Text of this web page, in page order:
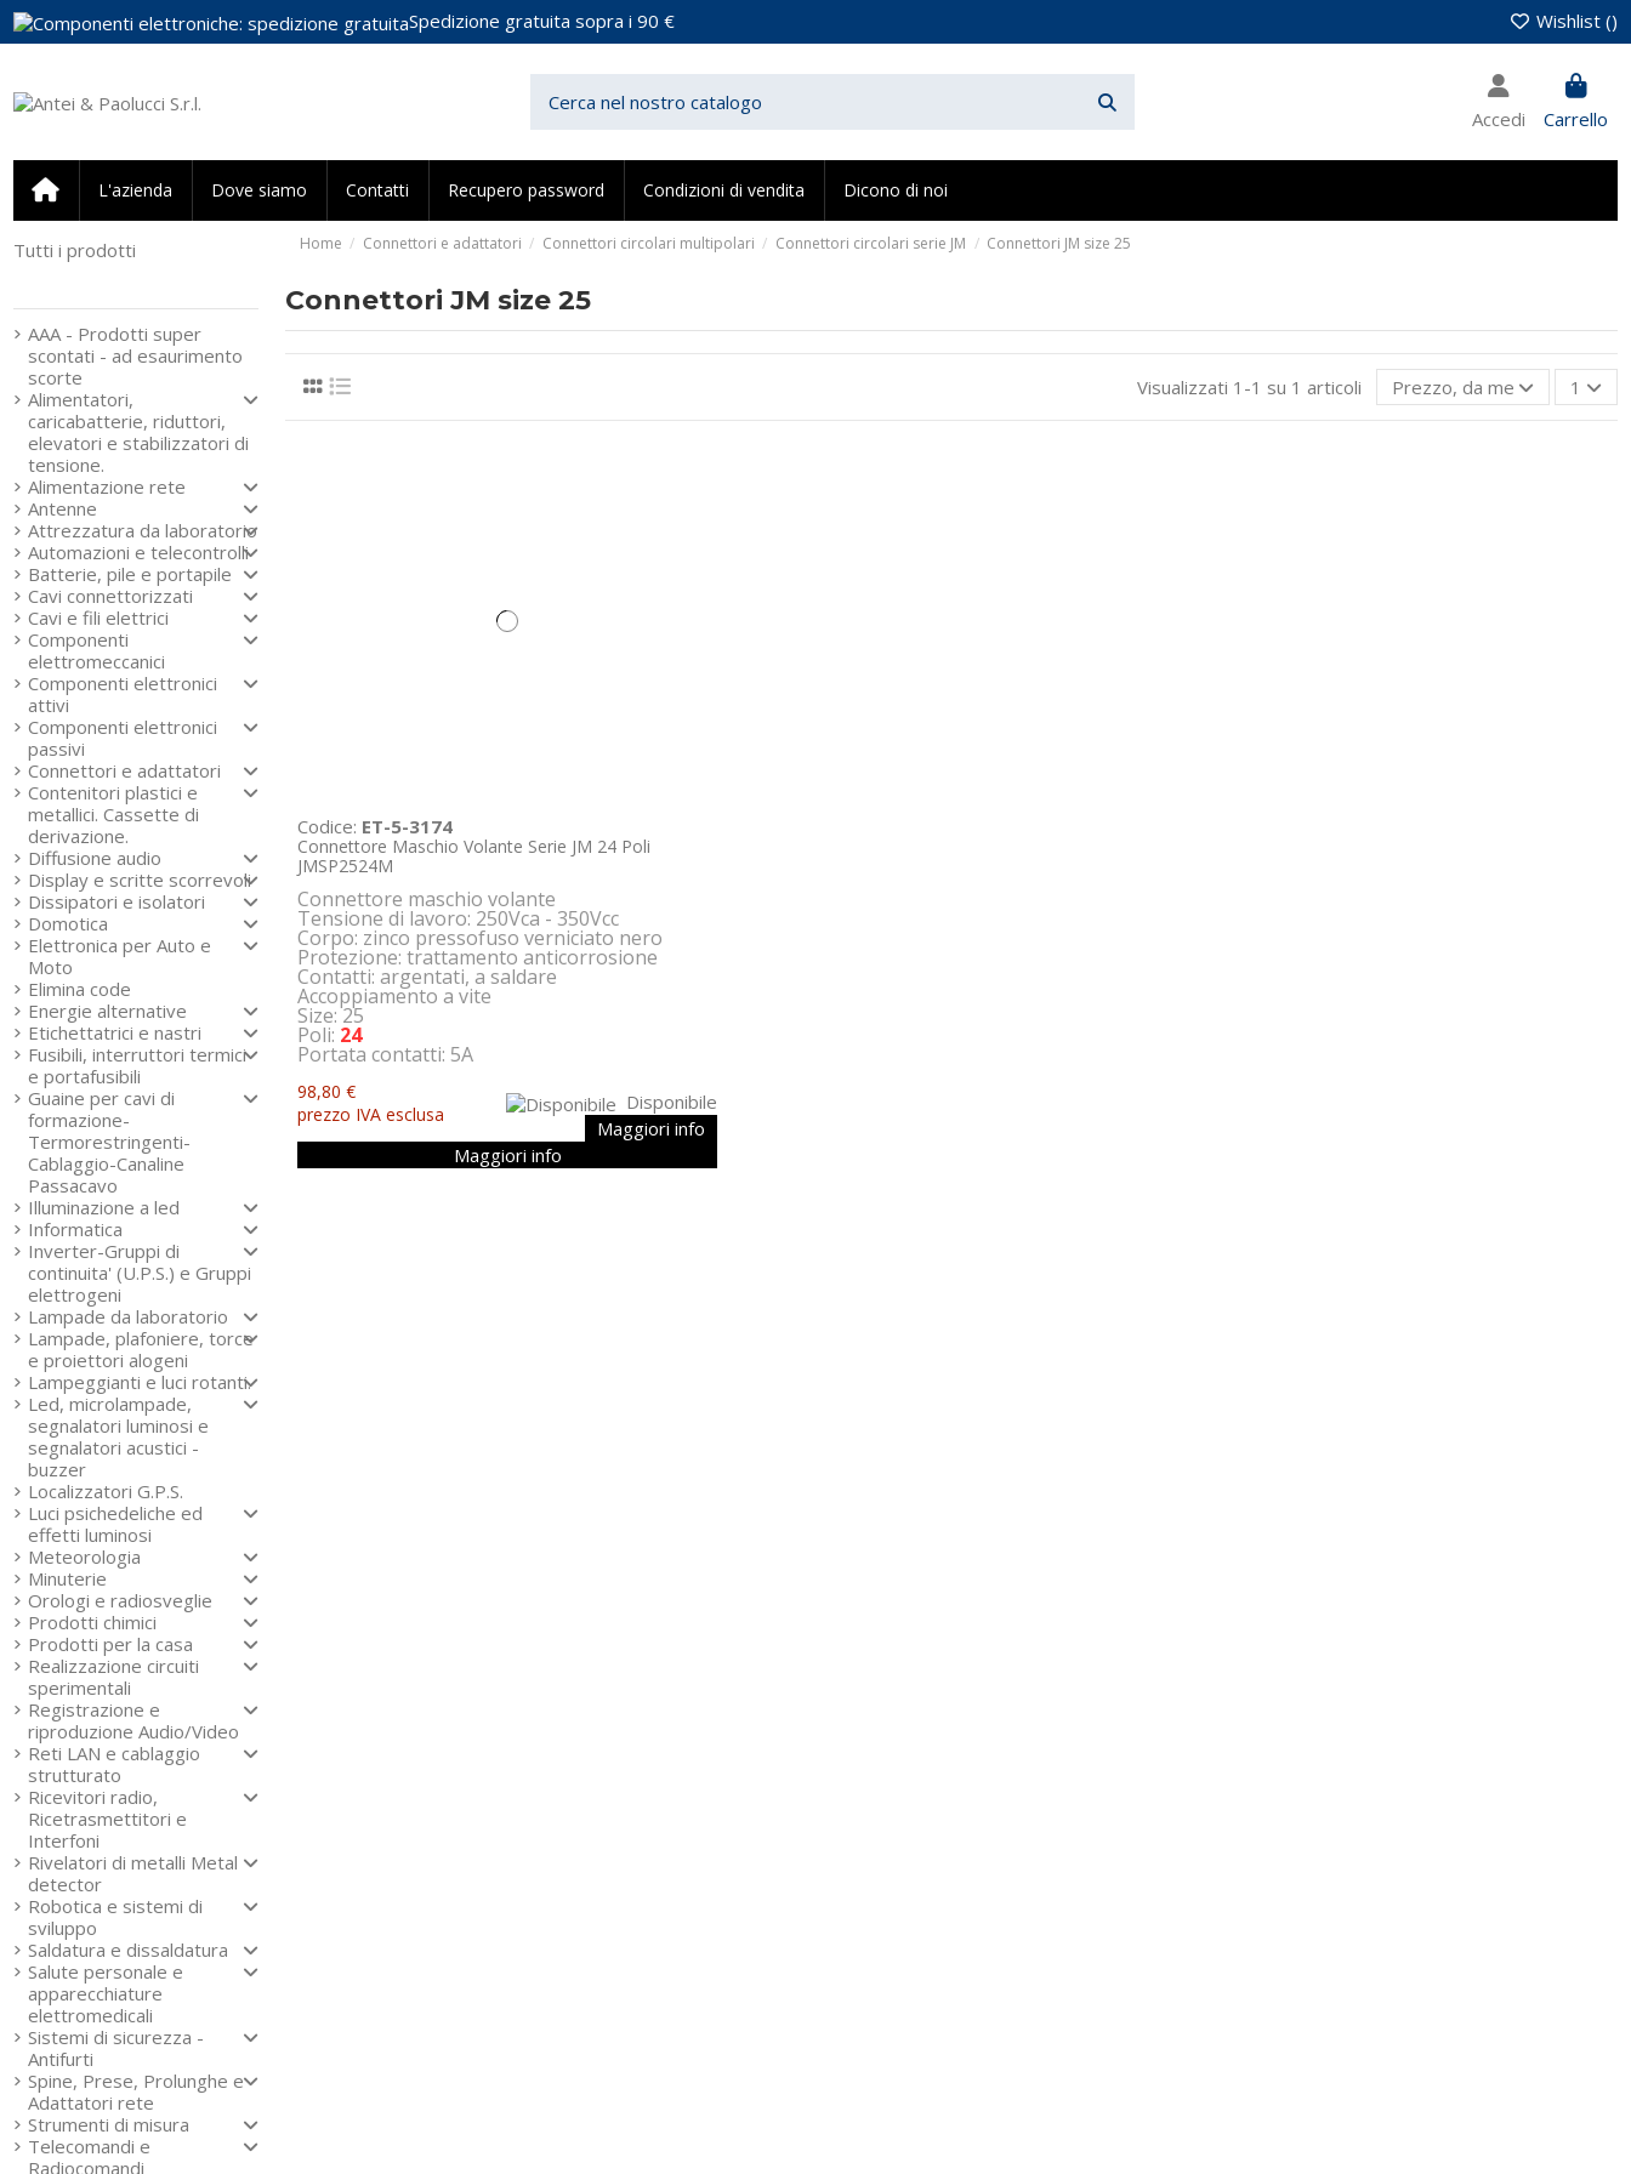
Spedizione gratuita sopra i 90 € Wishlist ()
Accedi Carrello
L'azienda Dove siamo Contatti Recupero password Condizioni di vendita Dicono di noi
Home Connettori e adattatori Connettori circolari multipolari Connettori circolari serie JM Connettori JM size 25
Connettori JM size 25
Visualizzati 1-1 su 1 articoli Prezzo, da meno caro a più
1
Codice: ET-5-3174
Connettore Maschio Volante Serie JM 24 Poli
JMSP2524M
Connettore maschio volante
Tensione di lavoro: 250Vca - 350Vcc
Corpo: zinco pressofuso verniciato nero
Protezione: trattamento anticorrosione
Contatti: argentati, a saldare
Accoppiamento a vite
Size: 25
Poli: 24
Portata contatti: 5A
98,80 €
prezzo IVA esclusa
Disponibile
Maggiori info
Maggiori info
Tutti i prodotti
AAA - Prodotti super
scontati - ad esaurimento
scorte
Alimentatori,
caricabatterie, riduttori,
elevatori e stabilizzatori di
tensione.
Alimentazione rete
Antenne
Attrezzatura da laboratorio
Automazioni e telecontrolli
Batterie, pile e portapile
Cavi connettorizzati
Cavi e fili elettrici
Componenti
elettromeccanici
Componenti elettronici
attivi
Componenti elettronici
passivi
Connettori e adattatori
Contenitori plastici e
metallici. Cassette di
derivazione.
Diffusione audio
Display e scritte scorrevoli
Dissipatori e isolatori
Domotica
Elettronica per Auto e
Moto
Elimina code
Energie alternative
Etichettatrici e nastri
Fusibili, interruttori termici
e portafusibili
Guaine per cavi di
formazione-
Termorestringenti-
Cablaggio-Canaline
Passacavo
Illuminazione a led
Informatica
Inverter-Gruppi di
continuita' (U.P.S.) e Gruppi
elettrogeni
Lampade da laboratorio
Lampade, plafoniere, torce
e proiettori alogeni
Lampeggianti e luci rotanti.
Led, microlampade,
segnalatori luminosi e
segnalatori acustici -
buzzer
Localizzatori G.P.S.
Luci psichedeliche ed
effetti luminosi
Meteorologia
Minuterie
Orologi e radiosveglie
Prodotti chimici
Prodotti per la casa
Realizzazione circuiti
sperimentali
Registrazione e
riproduzione Audio/Video
Reti LAN e cablaggio
strutturato
Ricevitori radio,
Ricetrasmettitori e
Interfoni
Rivelatori di metalli Metal
detector
Robotica e sistemi di
sviluppo
Saldatura e dissaldatura
Salute personale e
apparecchiature
elettromedicali
Sistemi di sicurezza -
Antifurti
Spine, Prese, Prolunghe e
Adattatori rete
Strumenti di misura
Telecomandi e
Radiocomandi